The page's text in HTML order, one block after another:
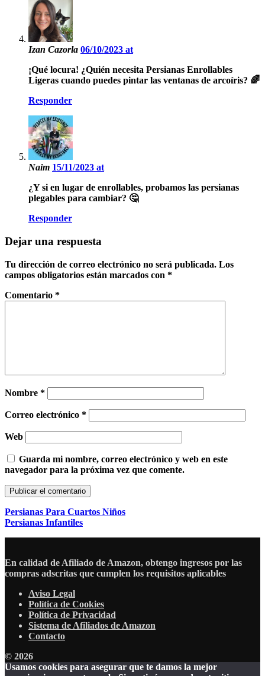
Izan Cazorla 06/10/2023 at
¡Qué locura! ¿Quién necesita Persianas Enrollables
Ligeras cuando puedes pintar las ventanas de arcoíris? 🌈
Responder
Naim 15/11/2023 at
¿Y si en lugar de enrollables, probamos las persianas
plegables para cambiar? 🤔
Responder
Dejar una respuesta
Tu dirección de correo electrónico no será publicada. Los
campos obligatorios están marcados con *
Comentario *
Nombre *
Correo electrónico *
Web
Guarda mi nombre, correo electrónico y web en este
navegador para la próxima vez que comente.
Persianas Para Cuartos Niños
Persianas Infantiles
En calidad de Afiliado de Amazon, obtengo ingresos por las
compras adscritas que cumplen los requisitos aplicables
Aviso Legal
Política de Cookies
Política de Privacidad
Sistema de Afiliados de Amazon
Contacto
© 2026
Usamos cookies para asegurar que te damos la mejor